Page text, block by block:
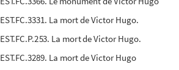
EST.FC.3331. La mort de Victor Hugo.
EST.FC.P.253. La mort de Victor Hugo.
EST.FC.3289. La mort de Victor Hugo